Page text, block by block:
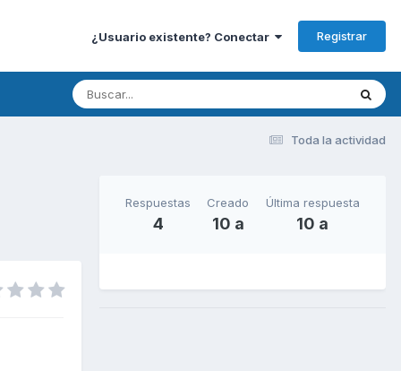
¿Usuario existente? Conectar Registrar
Toda la actividad
Respuestas
4
Creado
10 a
Última respuesta
10 a